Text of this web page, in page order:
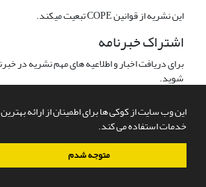
این وب سایت از کوکی ها برای اطمینان از ارائه بهترین
خدمات استفاده می کند.
متوجه شدم
این نشریه از قوانین COPE تبعیت میکند.
اشتراک خبرنامه
برای دریافت اخبار و اطلاعیه های مهم نشریه در
شوید.
سامانه مدیریت نشریات علمی.طراحی و پیاده